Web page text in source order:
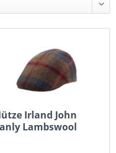
Irland John
Lambswool